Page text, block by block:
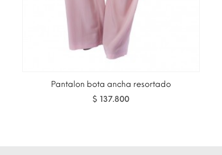
Pantalon bota ancha resortado
$ 137.800